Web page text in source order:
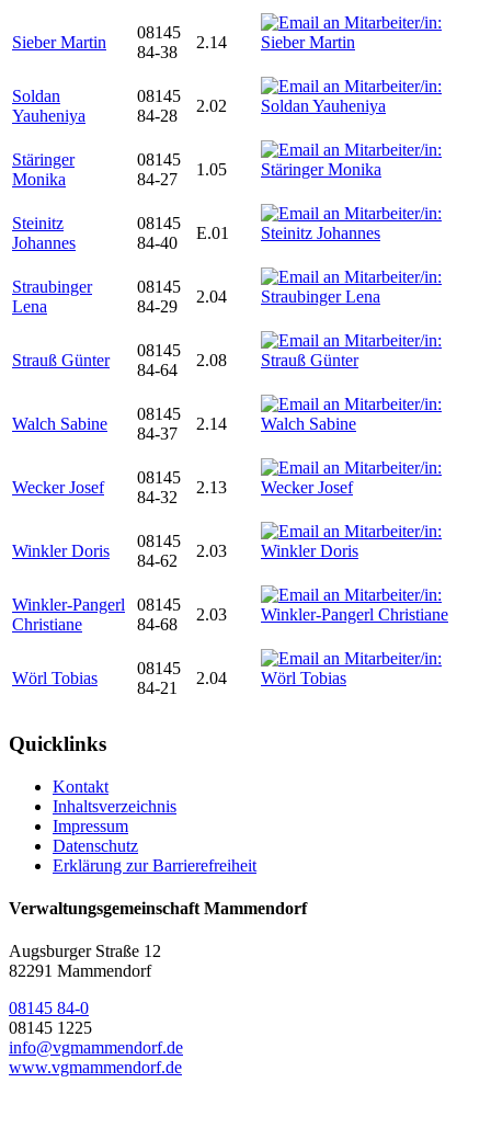
Sieber Martin
08145
84-38
2.14
Soldan
Yauheniya
08145
84-28
2.02
Stäringer
Monika
08145
84-27
1.05
Steinitz
Johannes
08145
84-40
E.01
Straubinger
Lena
08145
84-29
2.04
Strauß Günter
08145
84-64
2.08
Walch Sabine
08145
84-37
2.14
Wecker Josef
08145
84-32
2.13
Winkler Doris
08145
84-62
2.03
Winkler-Pangerl
Christiane
08145
84-68
2.03
Wörl Tobias
08145
84-21
2.04
Quicklinks
Kontakt
Inhaltsverzeichnis
Impressum
Datenschutz
Erklärung zur Barrierefreiheit
Verwaltungsgemeinschaft Mammendorf
Augsburger Straße 12
82291 Mammendorf
08145 84-0
08145 1225
info@vgmammendorf.de
www.vgmammendorf.de